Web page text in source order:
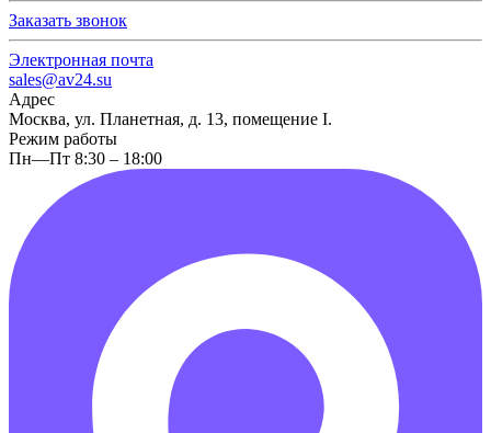
Заказать звонок
Электронная почта
sales@av24.su
Адрес
Москва, ул. Планетная, д. 13, помещение I.
Режим работы
Пн—Пт 8:30 – 18:00